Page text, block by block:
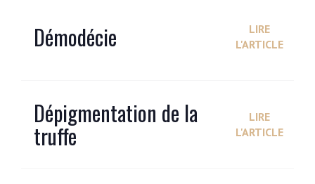
Démodécie
LIRE
L'ARTICLE
Dépigmentation de la
truffe
LIRE
L'ARTICLE